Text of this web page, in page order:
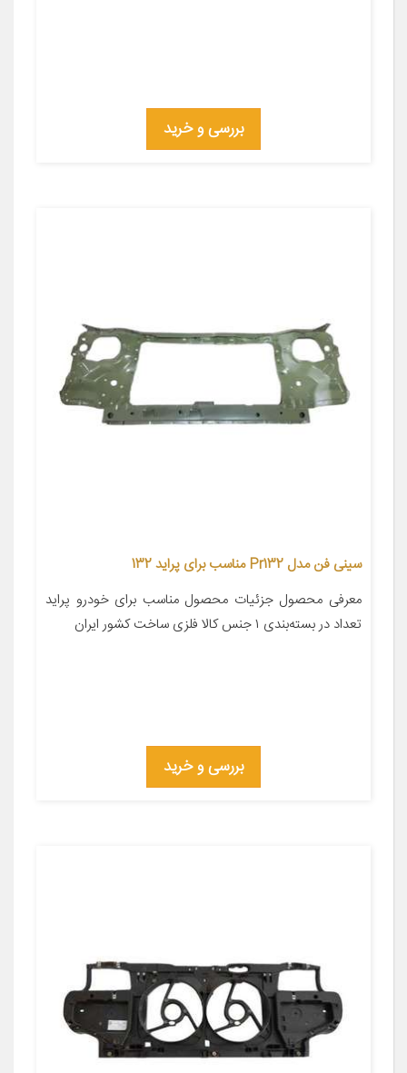
بررسی و خرید
سینی فن مدل Pr132 مناسب برای پراید 132
معرفی محصول جزئیات محصول مناسب برای خودرو پراید
تعداد در بسته‌بندی ۱ جنس کالا فلزی ساخت کشور ایران
بررسی و خرید